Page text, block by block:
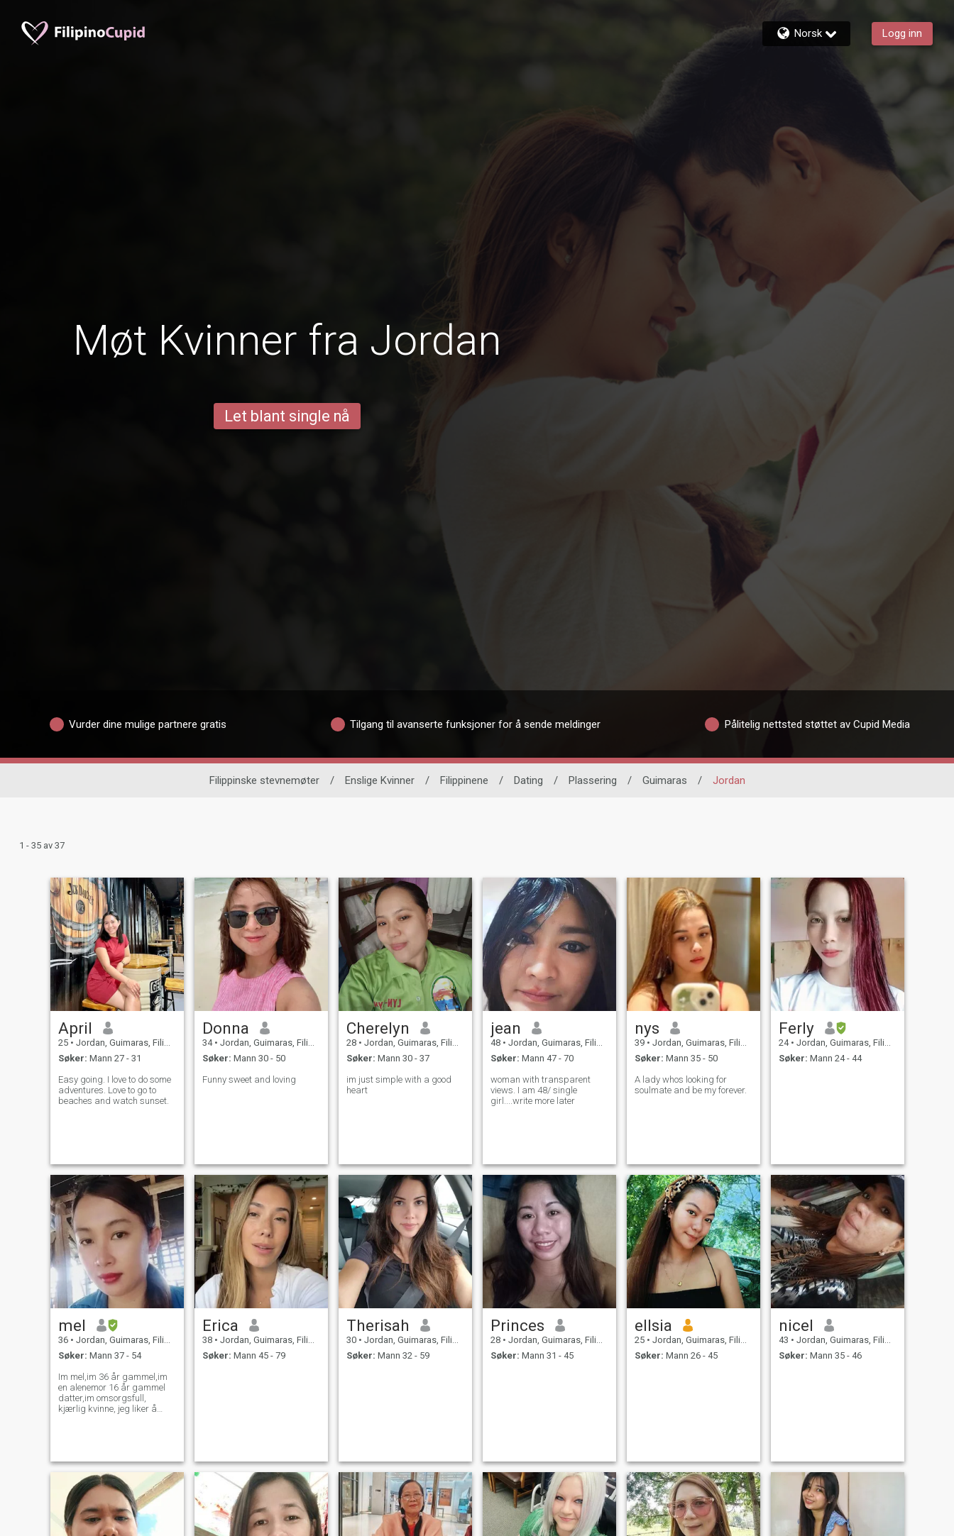
Norsk Logg inn
Møt Kvinner fra Jordan
Let blant single nå
Vurder dine mulige partnere gratis Tilgang til avanserte funksjoner for å sende meldinger Pålitelig nettsted støttet av Cupid Media
Filippinske stevnemøter / Enslige Kvinner / Filippinene / Dating / Plassering / Guimaras / Jordan
1 - 35 av 37
April
25 • Jordan, Guimaras, Filippinene
Søker: Mann 27 - 31
Easy going. I love to do some
adventures. Love to go to
beaches and watch sunset.
Donna
34 • Jordan, Guimaras, Filippinene
Søker: Mann 30 - 50
Funny sweet and loving
Cherelyn
28 • Jordan, Guimaras, Filippinene
Søker: Mann 30 - 37
im just simple with a good
heart
jean
48 • Jordan, Guimaras, Filippinene
Søker: Mann 47 - 70
woman with transparent
views. I am 48/ single
girl....write more later
nys
39 • Jordan, Guimaras, Filippinene
Søker: Mann 35 - 50
A lady whos looking for
soulmate and be my forever.
Ferly
24 • Jordan, Guimaras, Filippinene
Søker: Mann 24 - 44
mel
36 • Jordan, Guimaras, Filippinene
Søker: Mann 37 - 54
Im mel,im 36 år gammel,im
en alenemor 16 år gammel
datter,im omsorgsfull,
kjærlig kvinne, jeg liker å
Erica
38 • Jordan, Guimaras, Filippinene
Søker: Mann 45 - 79
Therisah
30 • Jordan, Guimaras, Filippinene
Søker: Mann 32 - 59
Princes
28 • Jordan, Guimaras, Filippinene
Søker: Mann 31 - 45
ellsia
25 • Jordan, Guimaras, Filippinene
Søker: Mann 26 - 45
nicel
43 • Jordan, Guimaras, Filippinene
Søker: Mann 35 - 46